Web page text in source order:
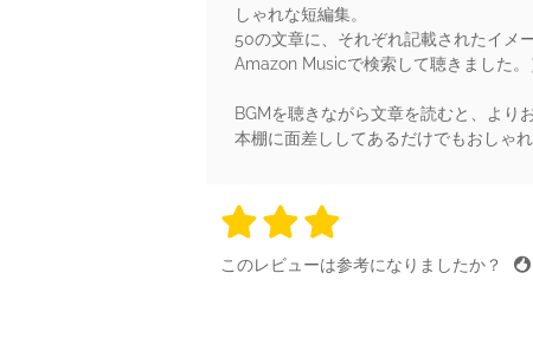
しゃれな短編集。
50の文章に、それぞれ記載されたイメ
Amazon Musicで検索して聴きました。
BGMを聴きながら文章を読むと、より
本棚に面差ししてあるだけでもおしゃれ
3 stars
3 stars
このレビューは参考になりましたか？